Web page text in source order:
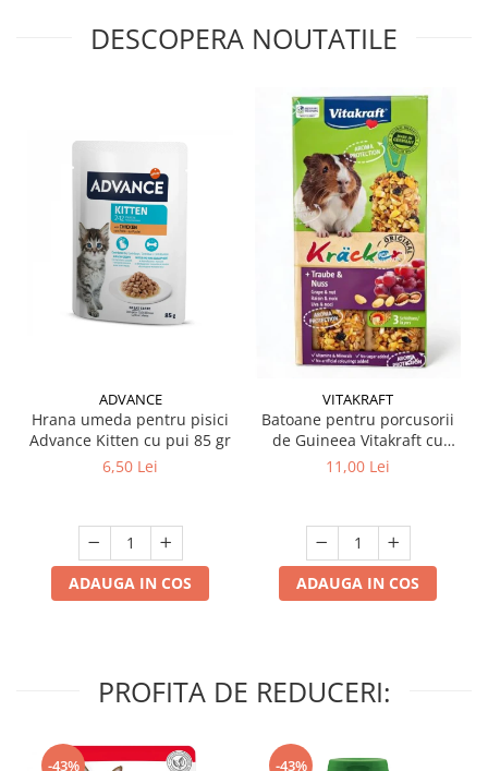
DESCOPERA NOUTATILE
ADVANCE
Hrana umeda pentru pisici
Advance Kitten cu pui 85 gr
6,50 Lei
ADAUGA IN COS
VITAKRAFT
Batoane pentru porcusorii
de Guineea Vitakraft cu
struguri & nuci 2 buc
11,00 Lei
ADAUGA IN COS
PROFITA DE REDUCERI:
-43% -43%